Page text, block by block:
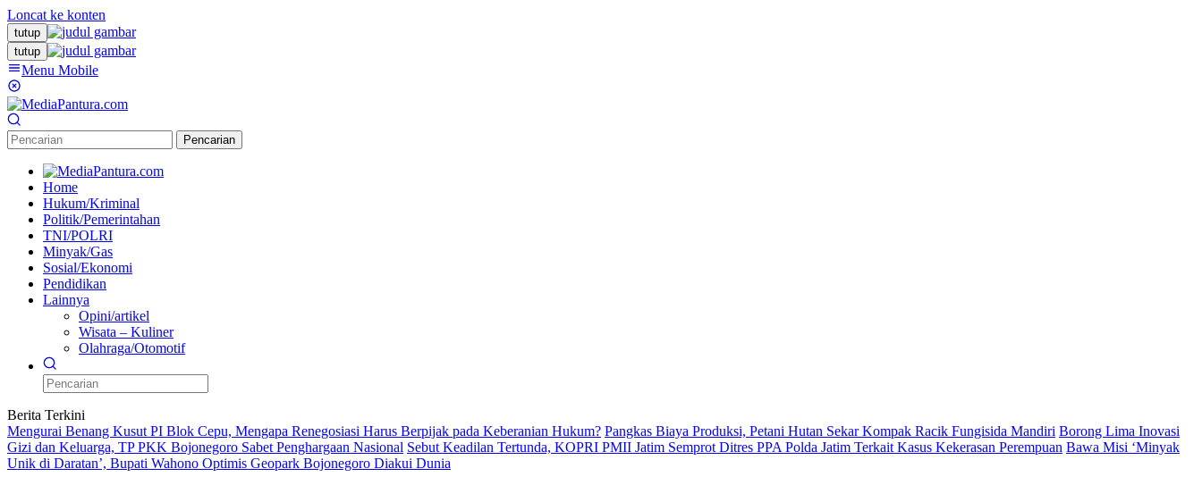
Loncat ke konten
tutup
tutup
Menu Mobile
Pencarian
Home
Hukum/Kriminal
Politik/Pemerintahan
TNI/POLRI
Minyak/Gas
Sosial/Ekonomi
Pendidikan
Lainnya
Opini/artikel
Wisata – Kuliner
Olahraga/Otomotif
Berita Terkini
Mengurai Benang Kusut PI Blok Cepu, Mengapa Renegosiasi Harus Berpijak pada Keberanian Hukum? Pangkas Biaya Produksi, Petani Hutan Sekar Kompak Racik Fungisida Mandiri Borong Lima Inovasi
Gizi dan Keluarga, TP PKK Bojonegoro Sabet Penghargaan Nasional Sebut Keadilan Tertunda, KOPRI PMII Jatim Semprot Ditres PPA Polda Jatim Terkait Kasus Kekerasan Perempuan Bawa Misi ‘Minyak
Unik di Daratan’, Bupati Wahono Optimis Geopark Bojonegoro Diakui Dunia